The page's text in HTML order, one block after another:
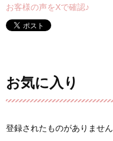
お客様の声をXで確認♪
お気に入り
登録されたものがありません